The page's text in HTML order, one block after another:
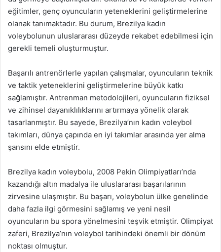
eğitimler, genç oyuncuların yeteneklerini geliştirmelerine
olanak tanımaktadır. Bu durum, Brezilya kadın
voleybolunun uluslararası düzeyde rekabet edebilmesi için
gerekli temeli oluşturmuştur.
Başarılı antrenörlerle yapılan çalışmalar, oyuncuların teknik
ve taktik yeteneklerini geliştirmelerine büyük katkı
sağlamıştır. Antrenman metodolojileri, oyuncuların fiziksel
ve zihinsel dayanıklılıklarını artırmaya yönelik olarak
tasarlanmıştır. Bu sayede, Brezilya’nın kadın voleybol
takımları, dünya çapında en iyi takımlar arasında yer alma
şansını elde etmiştir.
Brezilya kadın voleybolu, 2008 Pekin Olimpiyatları’nda
kazandığı altın madalya ile uluslararası başarılarının
zirvesine ulaşmıştır. Bu başarı, voleybolun ülke genelinde
daha fazla ilgi görmesini sağlamış ve yeni nesil
oyuncuların bu spora yönelmesini teşvik etmiştir. Olimpiyat
zaferi, Brezilya’nın voleybol tarihindeki önemli bir dönüm
noktası olmuştur.